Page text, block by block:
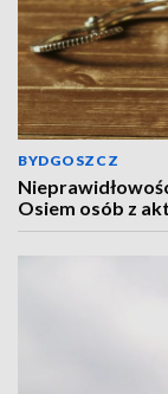
BYDGOSZCZ
Osiem osób z